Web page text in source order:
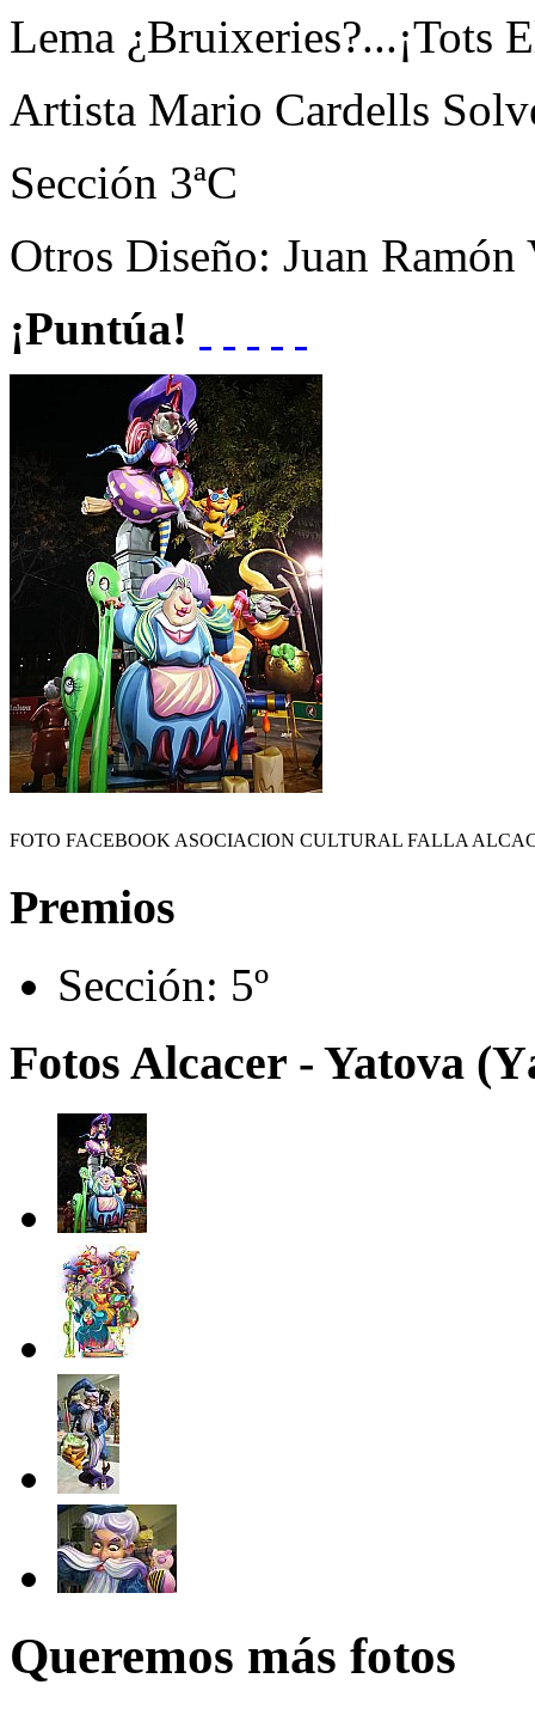
Lema ¿Bruixeries?...¡Tots
Artista Mario Cardells
Sección 3ªC
Otros Diseño: Juan Ramón
¡Puntúa!
FOTO FACEBOOK ASOCIACION CULTURAL FALLA
Premios
Sección: 5º
Fotos Alcacer - Yatova
Queremos más fotos